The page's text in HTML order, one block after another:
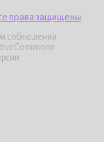
права защищены
соблюдении